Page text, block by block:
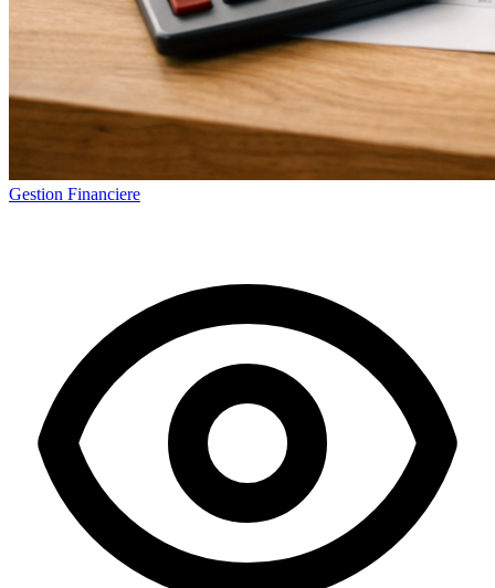
Gestion Financiere